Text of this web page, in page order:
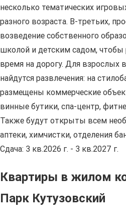
несколько тематических
разного возраста. В-третьих,
возведение собственного
школой и детским садом, чтобы
время на дорогу. Для взрослых
найдутся развлечения: на
размещены коммерческие
винные бутики, спа-центр,
Также будут открыты всем
аптеки, химчистки, отделения
Сдача: 3 кв.2026 г. - 3 кв.2027 г.
Квартиры в жилом
Парк Кутузовский